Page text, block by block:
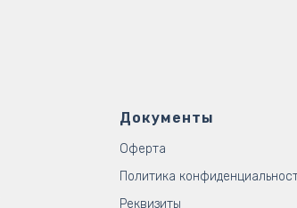
Документы
Оферта
Политика
Реквизиты